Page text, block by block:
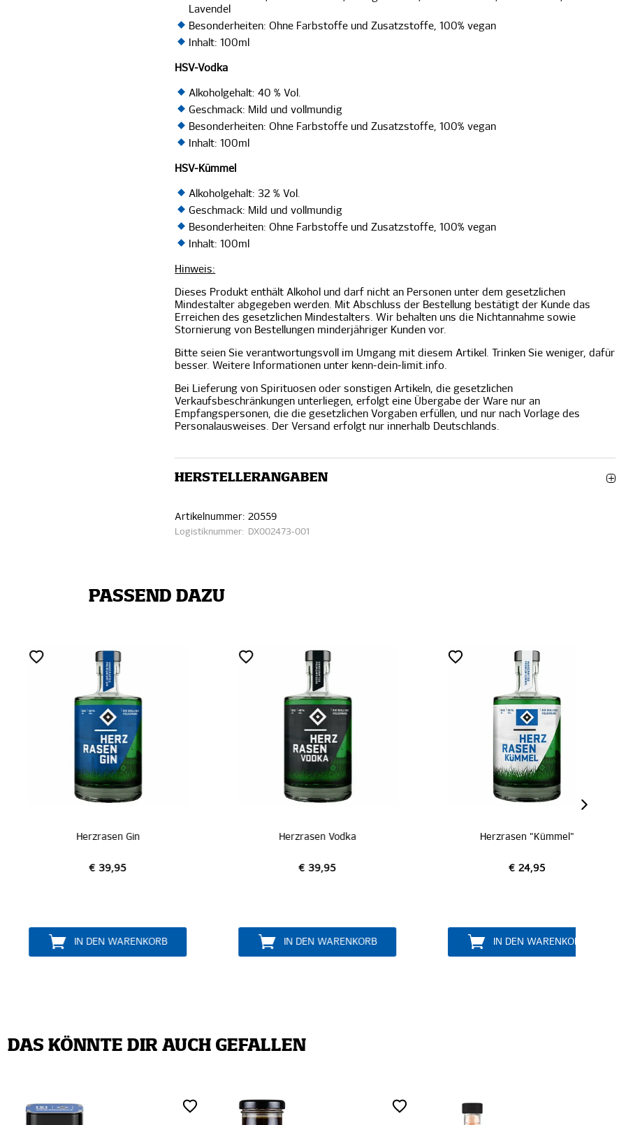
Lavendel
Besonderheiten: Ohne Farbstoffe und Zusatzstoffe, 100% vegan
Inhalt: 100ml
HSV-Vodka
Alkoholgehalt: 40 % Vol.
Geschmack: Mild und vollmundig
Besonderheiten: Ohne Farbstoffe und Zusatzstoffe, 100% vegan
Inhalt: 100ml
HSV-Kümmel
Alkoholgehalt: 32 % Vol.
Geschmack: Mild und vollmundig
Besonderheiten: Ohne Farbstoffe und Zusatzstoffe, 100% vegan
Inhalt: 100ml
Hinweis:
Dieses Produkt enthält Alkohol und darf nicht an Personen unter dem gesetzlichen
Mindestalter abgegeben werden. Mit Abschluss der Bestellung bestätigt der Kunde das
Erreichen des gesetzlichen Mindestalters. Wir behalten uns die Nichtannahme sowie
Stornierung von Bestellungen minderjähriger Kunden vor.
Bitte seien Sie verantwortungsvoll im Umgang mit diesem Artikel. Trinken Sie weniger, dafür
besser. Weitere Informationen unter kenn-dein-limit.info.
Bei Lieferung von Spirituosen oder sonstigen Artikeln, die gesetzlichen
Verkaufsbeschränkungen unterliegen, erfolgt eine Übergabe der Ware nur an
Empfangspersonen, die die gesetzlichen Vorgaben erfüllen, und nur nach Vorlage des
Personalausweises. Der Versand erfolgt nur innerhalb Deutschlands.
HERSTELLERANGABEN
Artikelnummer: 20559
Logistiknummer: DX002473-001
PASSEND DAZU
Herzrasen Gin
IN DEN WARENKORB
Herzrasen Vodka
IN DEN WARENKORB
Herzrasen "Kümmel"
IN DEN WARENKORB
DAS KÖNNTE DIR AUCH GEFALLEN